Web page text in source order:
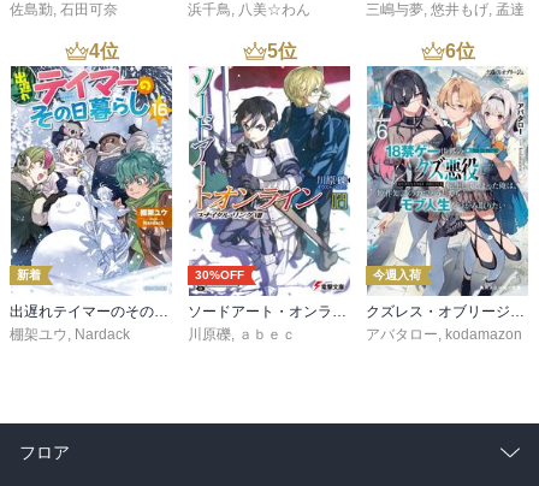
佐島勤, 石田可奈
浜千鳥, 八美☆わん
三嶋与夢, 悠井もげ, 孟達
4位
新着
棚架ユウ Nardack
5位
30%OFF
川原礫
ａｂｅｃ
6位
今週入荷
アバタロー kodamazon
フロア